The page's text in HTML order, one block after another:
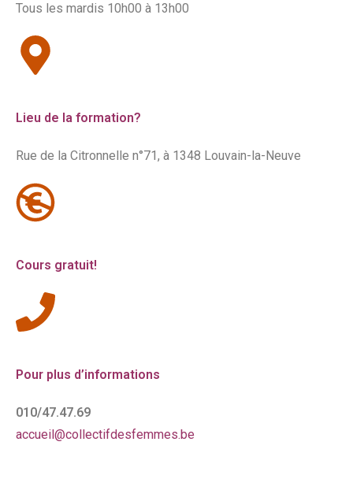
Tous les mardis 10h00 à 13h00
Lieu de la formation?
Rue de la Citronnelle n°71, à 1348 Louvain-la-Neuve
Cours gratuit!
Pour plus d’informations
010/47.47.69
accueil@collectifdesfemmes.be